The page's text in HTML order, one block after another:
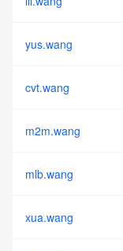
yus.wang
cvt.wang
m2m.wang
mlb.wang
xua.wang